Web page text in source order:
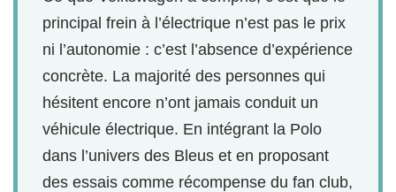
principal frein à l’électrique n’est pas le prix
ni l’autonomie : c’est l’absence d’expérience
concrète. La majorité des personnes qui
hésitent encore n’ont jamais conduit un
véhicule électrique. En intégrant la Polo
dans l’univers des Bleus et en proposant
des essais comme récompense du fan club,